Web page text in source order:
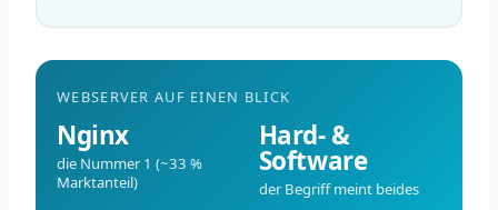
WEBSERVER AUF EINEN BLICK
Nginx
die Nummer 1 (~33 %
Marktanteil)
Hard- &
Software
der Begriff meint beides